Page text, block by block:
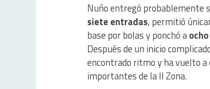
Nuño entregó probablemente
siete entradas, permitió
base por bolas y ponchó a
Después de un inicio
encontrado ritmo y ha vuelto
importantes de la II Zona.